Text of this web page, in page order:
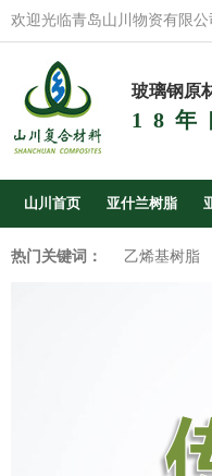
欢迎光临青岛山川物资有限公
玻璃钢原
18年
山川首页 亚什兰树脂
热门关键词： 乙烯基树脂